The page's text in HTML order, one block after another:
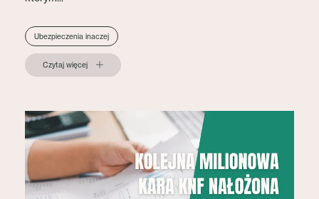
Ubezpieczenia inaczej
Czytaj więcej